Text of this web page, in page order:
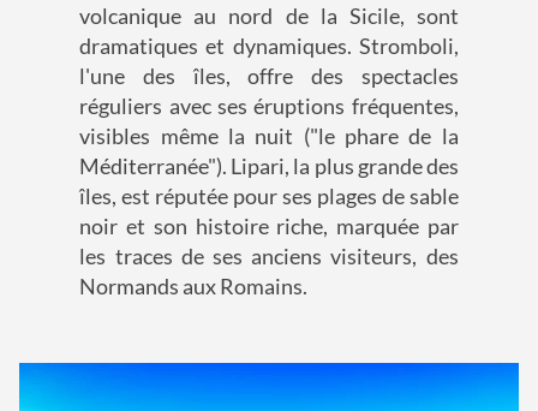
volcanique au nord de la Sicile, sont
dramatiques et dynamiques. Stromboli,
l'une des îles, offre des spectacles
réguliers avec ses éruptions fréquentes,
visibles même la nuit ("le phare de la
Méditerranée"). Lipari, la plus grande des
îles, est réputée pour ses plages de sable
noir et son histoire riche, marquée par
les traces de ses anciens visiteurs, des
Normands aux Romains.